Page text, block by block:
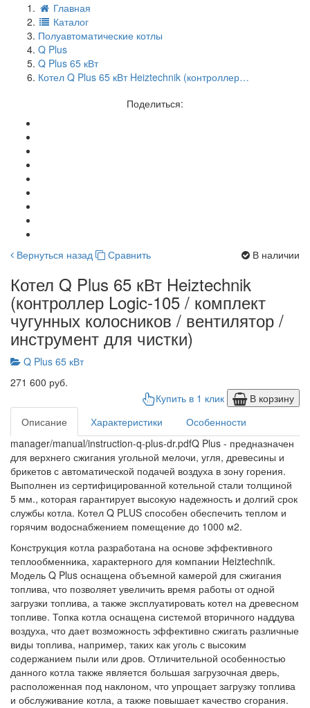
Главная
Каталог
Полуавтоматические котлы
Q Plus
Q Plus 65 кВт
Котел Q Plus 65 кВт Heiztechnik (контроллер…
Поделиться:
Вернуться назад Сравнить В наличии
Котел Q Plus 65 кВт Heiztechnik
(контроллер Logic-105 / комплект
чугунных колосников / вентилятор /
инструмент для чистки)
Q Plus 65 кВт
271 600 руб.
Купить в 1 клик
В корзину
Описание
Характеристики
Особенности
manager/manual/instruction-q-plus-dr.pdfQ Plus - предназначен
для верхнего сжигания угольной мелочи, угля, древесины и
брикетов с автоматической подачей воздуха в зону горения.
Выполнен из сертифицированной котельной стали толщиной
5 мм., которая гарантирует высокую надежность и долгий срок
службы котла. Котел Q PLUS способен обеспечить теплом и
горячим водоснабжением помещение до 1000 м2.
Конструкция котла разработана на основе эффективного
теплообменника, характерного для компании Heiztechnik.
Модель Q Plus оснащена объемной камерой для сжигания
топлива, что позволяет увеличить время работы от одной
загрузки топлива, а также эксплуатировать котел на древесном
топливе. Топка котла оснащена системой вторичного наддува
воздуха, что дает возможность эффективно сжигать различные
виды топлива, например, таких как уголь с высоким
содержанием пыли или дров. Отличительной особенностью
данного котла также является большая загрузочная дверь,
расположенная под наклоном, что упрощает загрузку топлива
и обслуживание котла, а также повышает качество сгорания.